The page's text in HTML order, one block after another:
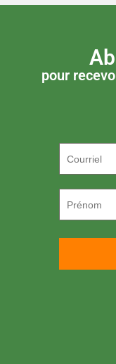
pour